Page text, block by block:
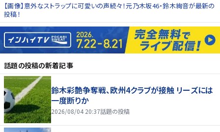
【画像】意外なストラップに可愛いの声続々！元乃木坂46・鈴木絢音が最新の
投稿！
話題の投稿の新着記事
鈴木彩艶争奪戦、欧州4クラブが接触 リーズには
一度断りか
2026/08/04 20:37話題の投稿